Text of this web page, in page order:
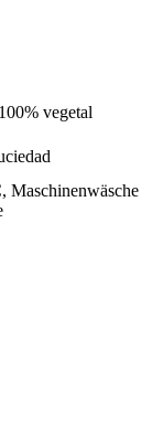
vegetal
Maschinenwäsche